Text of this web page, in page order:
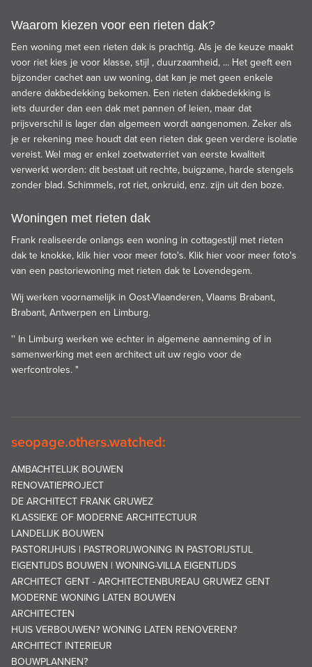
Waarom kiezen voor een rieten dak?
Een woning met een rieten dak is prachtig. Als je de keuze maakt
voor riet kies je voor klasse, stijl , duurzaamheid, ... Het geeft een
bijzonder cachet aan uw woning, dat kan je met geen enkele
andere dakbedekking bekomen. Een rieten dakbedekking is
iets duurder dan een dak met pannen of leien, maar dat
prijsverschil is lager dan algemeen wordt aangenomen. Zeker als
je er rekening mee houdt dat een rieten dak geen verdere isolatie
vereist. Wel mag er enkel zoetwaterriet van eerste kwaliteit
verwerkt worden: dit bestaat uit rechte, buigzame, harde stengels
zonder blad. Schimmels, rot riet, onkruid, enz. zijn uit den boze.
Woningen met rieten dak
Frank realiseerde onlangs een woning in cottagestijl met rieten
dak te knokke, klik hier voor meer foto's. Klik hier voor meer foto's
van een pastoriewoning met rieten dak te Lovendegem.
Wij werken voornamelijk in Oost-Vlaanderen, Vlaams Brabant,
Brabant, Antwerpen en Limburg.
'' In Limburg werken we echter in algemene aanneming of in
samenwerking met een architect uit uw regio voor de
werfcontroles. "
seopage.others.watched:
AMBACHTELIJK BOUWEN
RENOVATIEPROJECT
DE ARCHITECT FRANK GRUWEZ
KLASSIEKE OF MODERNE ARCHITECTUUR
LANDELIJK BOUWEN
PASTORIJHUIS | PASTRORIJWONING IN PASTORIJSTIJL
EIGENTIJDS BOUWEN | WONING-VILLA EIGENTIJDS
ARCHITECT GENT - ARCHITECTENBUREAU GRUWEZ GENT
MODERNE WONING LATEN BOUWEN
ARCHITECTEN
HUIS VERBOUWEN? WONING LATEN RENOVEREN?
ARCHITECT INTERIEUR
BOUWPLANNEN?